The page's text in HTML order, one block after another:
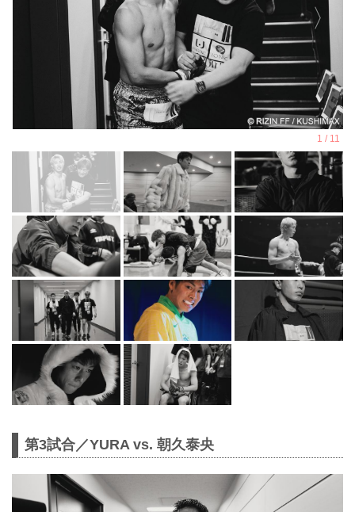
第3試合／YURA vs. 朝久泰央